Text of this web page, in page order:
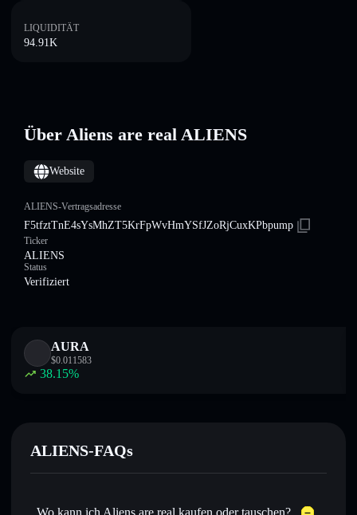
LIQUIDITÄT
94.91K
Über Aliens are real ALIENS
Website
ALIENS-Vertragsadresse
F5tfztTnE4sYsMhZT5KrFpWvHmYSfJZoRjCuxKPbpump
Ticker
ALIENS
Status
Verifiziert
AURA
$0.011583
38.15%
ALIENS-FAQs
Wo kann ich Aliens are real kaufen oder tauschen?